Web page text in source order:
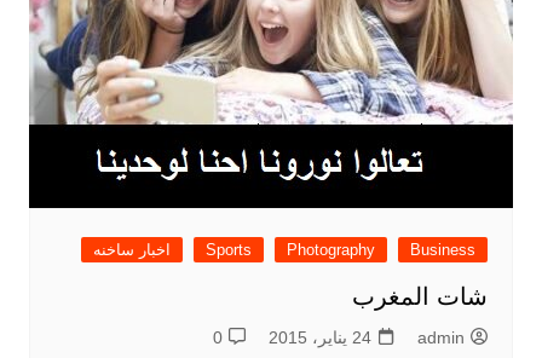
Business
Photography
Sports اخبار ساخنه
شات المغرب
admin 24 يناير، 2015 0